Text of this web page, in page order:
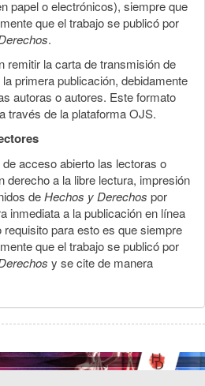
papel o electrónicos), siempre que
que el trabajo se publicó por
.
remitir la carta de transmisión de
primera publicación, debidamente
autoras o autores. Este formato
través de la plataforma OJS.
acceso abierto las lectoras o
derecho a la libre lectura, impresión
deHechos y Derechos por
inmediata a la publicación en línea
para esto es que siempre
que el trabajo se publicó por
y se cite de manera